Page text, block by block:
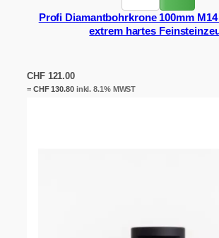
Profi Diamantbohrkrone 100mm
extrem hartes
CHF121.00
= CHF130.80inkl. 8.1% MWST